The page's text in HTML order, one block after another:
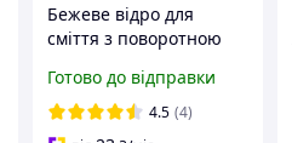
Бежеве відро для
сміття з поворотною
ванної кімнати
Готово до відправки
4.5 (4)